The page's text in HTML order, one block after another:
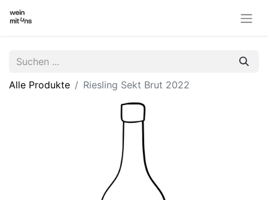
Alle Produkte Riesling Sekt Brut 2022